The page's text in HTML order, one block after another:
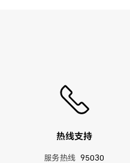
热线支持
服务热线 95030